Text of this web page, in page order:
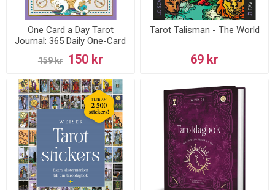
One Card a Day Tarot
Journal: 365 Daily One-Card
Intuitive Reflection
159 kr 150 kr
Tarot Talisman - The World
69 kr